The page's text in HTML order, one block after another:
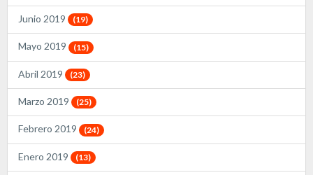
Junio 2019 (19)
Mayo 2019 (15)
Abril 2019 (23)
Marzo 2019 (25)
Febrero 2019 (24)
Enero 2019 (13)